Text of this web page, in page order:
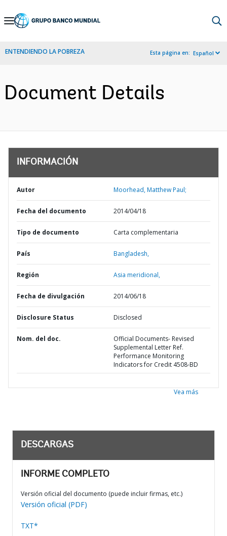
Skip
Navigation
ENTENDIENDO LA POBREZA Esta página en: Español
Document Details
INFORMACIÓN
Autor Moorhead, Matthew Paul;
Fecha del documento 2014/04/18
Tipo de documento Carta complementaria
País Bangladesh,
Región Asia meridional,
Fecha de divulgación 2014/06/18
Disclosure Status Disclosed
Nom. del doc.
Official Documents- Revised
Supplemental Letter Ref.
Performance Monitoring
Indicators for Credit 4508-BD
Vea más
DESCARGAS
INFORME COMPLETO
Versión oficial del documento (puede incluir firmas, etc.)
Versión oficial (PDF)
TXT*